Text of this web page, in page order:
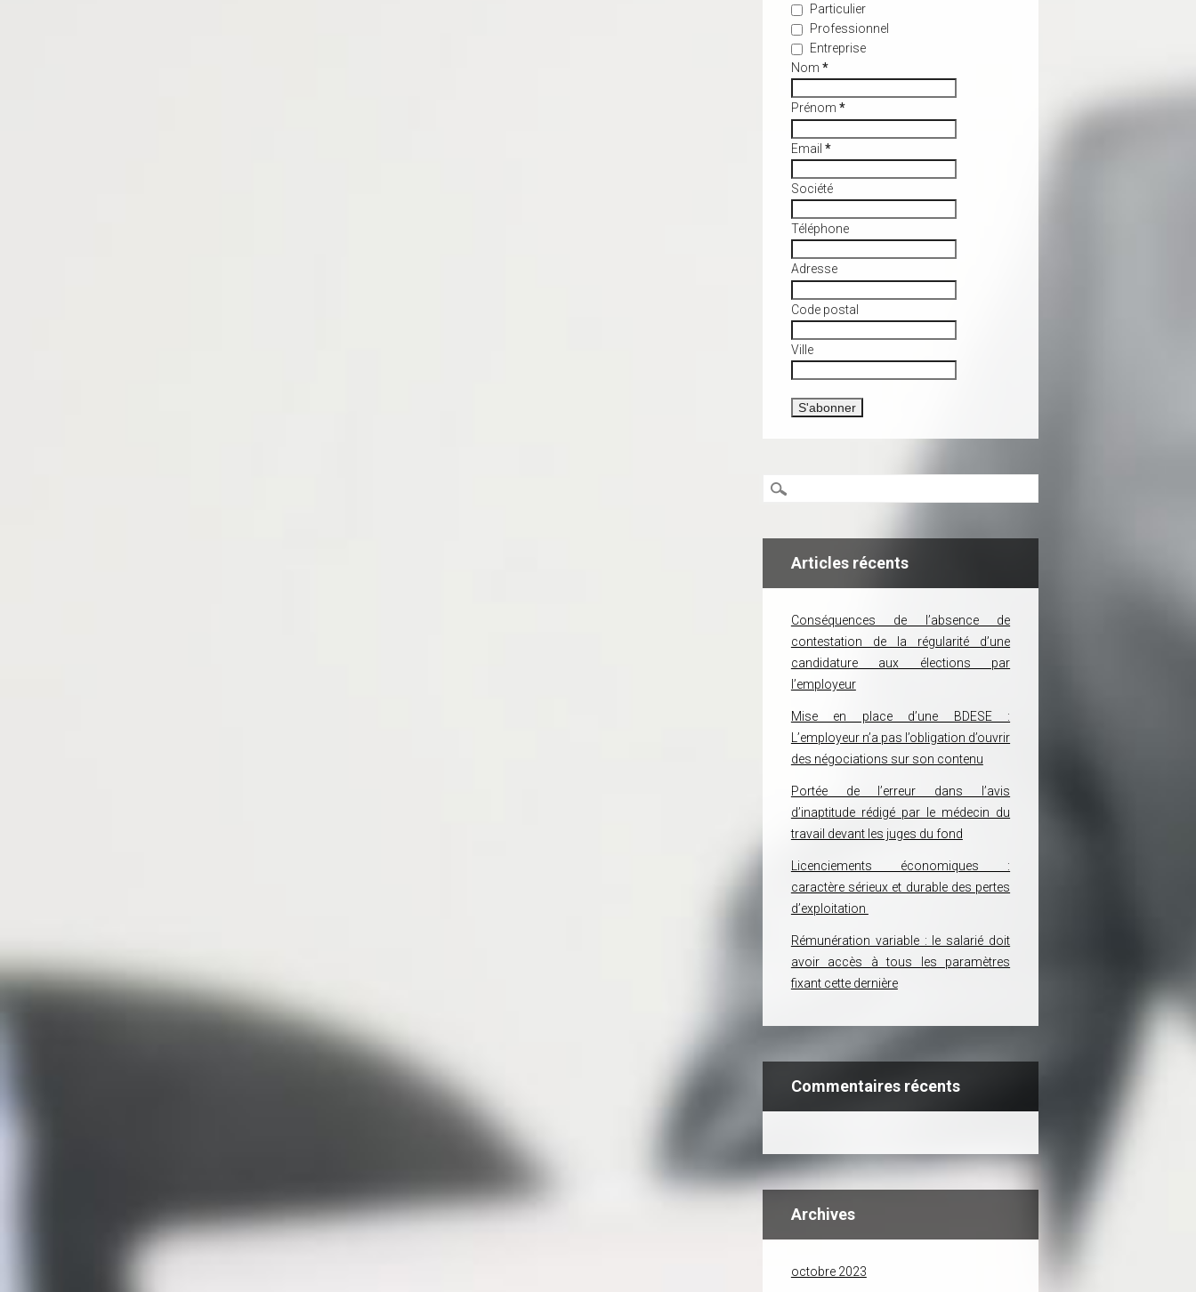
Particulier
Professionnel
Entreprise
Nom *
Prénom *
Email *
Société
Téléphone
Adresse
Code postal
Ville
Articles récents
Conséquences de l’absence de
contestation de la régularité d’une
candidature aux élections par
l’employeur
Mise en place d’une BDESE :
L’employeur n’a pas l’obligation d’ouvrir
des négociations sur son contenu
Portée de l’erreur dans l’avis
d’inaptitude rédigé par le médecin du
travail devant les juges du fond
Licenciements économiques :
caractère sérieux et durable des pertes
d’exploitation
Rémunération variable : le salarié doit
avoir accès à tous les paramètres
fixant cette dernière
Commentaires récents
Archives
octobre 2023